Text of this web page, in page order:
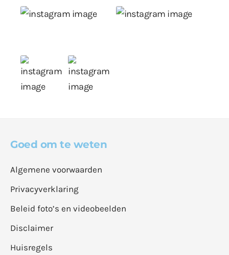
Goed om te weten
Algemene voorwaarden
Privacyverklaring
Beleid foto’s en videobeelden
Disclaimer
Huisregels